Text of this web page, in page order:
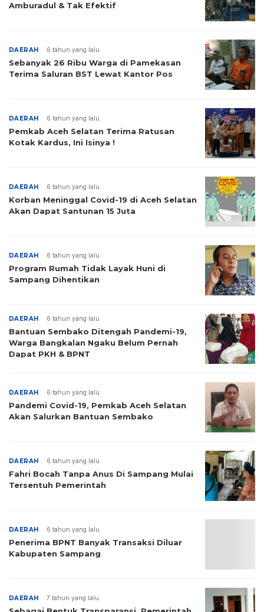
Amburadul & Tak Efektif
DAERAH 6 tahun yang lalu
Sebanyak 26 Ribu Warga di Pamekasan
Terima Saluran BST Lewat Kantor Pos
DAERAH 6 tahun yang lalu
Pemkab Aceh Selatan Terima Ratusan
Kotak Kardus, Ini Isinya !
DAERAH 6 tahun yang lalu
Korban Meninggal Covid-19 di Aceh Selatan
Akan Dapat Santunan 15 Juta
DAERAH 6 tahun yang lalu
Program Rumah Tidak Layak Huni di
Sampang Dihentikan
DAERAH 6 tahun yang lalu
Bantuan Sembako Ditengah Pandemi-19,
Warga Bangkalan Ngaku Belum Pernah
Dapat PKH & BPNT
DAERAH 6 tahun yang lalu
Pandemi Covid-19, Pemkab Aceh Selatan
Akan Salurkan Bantuan Sembako
DAERAH 6 tahun yang lalu
Fahri Bocah Tanpa Anus Di Sampang Mulai
Tersentuh Pemerintah
DAERAH 6 tahun yang lalu
Penerima BPNT Banyak Transaksi Diluar
Kabupaten Sampang
DAERAH 7 tahun yang lalu